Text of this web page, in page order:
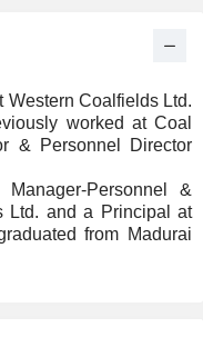
Western Coalfields Ltd.
worked at Coal
& Personnel Director
Personnel &
Ltd. and a Principal at
from Madurai